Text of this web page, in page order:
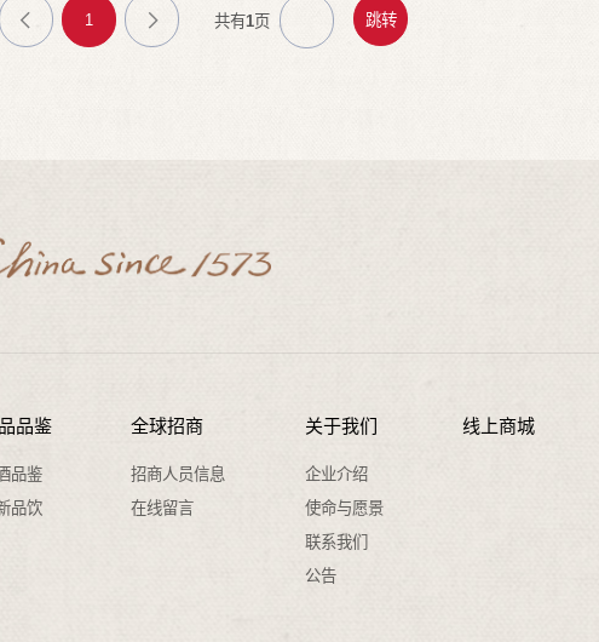
共有1页
1
品鉴
品鉴
品饮
全球招商
招商人员信息
在线留言
关于我们
企业介绍
使命与愿景
联系我们
公告
线上商城